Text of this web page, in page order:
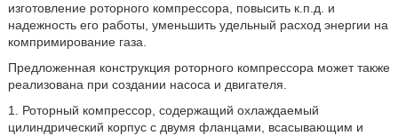
изготовление роторного компрессора, повысить к.п.д. и
надежность его работы, уменьшить удельный расход энергии на
компримирование газа.
Предложенная конструкция роторного компрессора может также
реализована при создании насоса и двигателя.
1. Роторный компрессор, содержащий охлаждаемый
цилиндрический корпус с двумя фланцами, всасывающим и